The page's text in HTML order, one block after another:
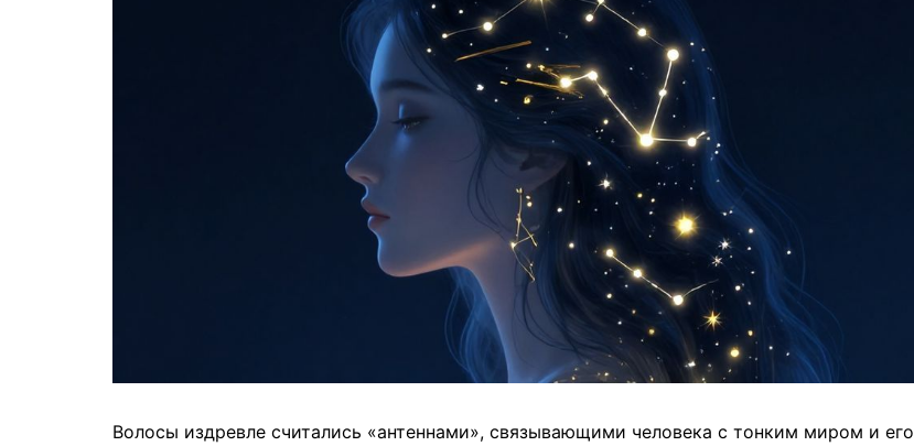
Волосы издревле считались «антеннами», связывающими человека с тонким миром и его